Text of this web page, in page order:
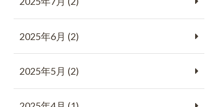
2025年6月 (2)
2025年5月 (2)